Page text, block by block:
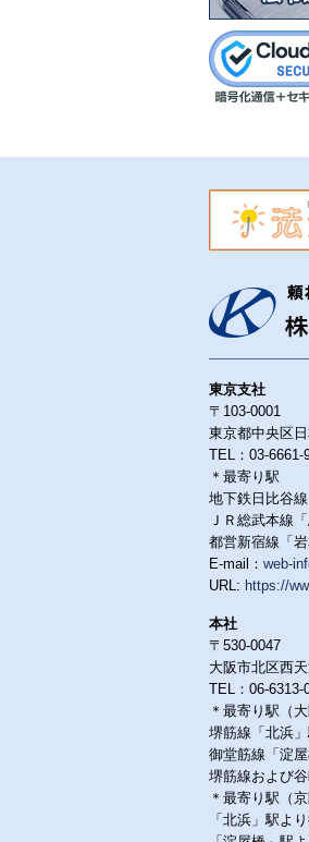
東京支社
〒103-0001
東京都中央区
TEL：03-
＊最寄り駅
地下鉄日比谷
ＪＲ総武本線
都営新宿線「
E-mail： web-
URL: https://
本社
〒530-0047
大阪市北区西
TEL：06-
＊最寄り駅（大
堺筋線「北浜
御堂筋線「淀
堺筋線および
＊最寄り駅（京
「北浜」駅よ